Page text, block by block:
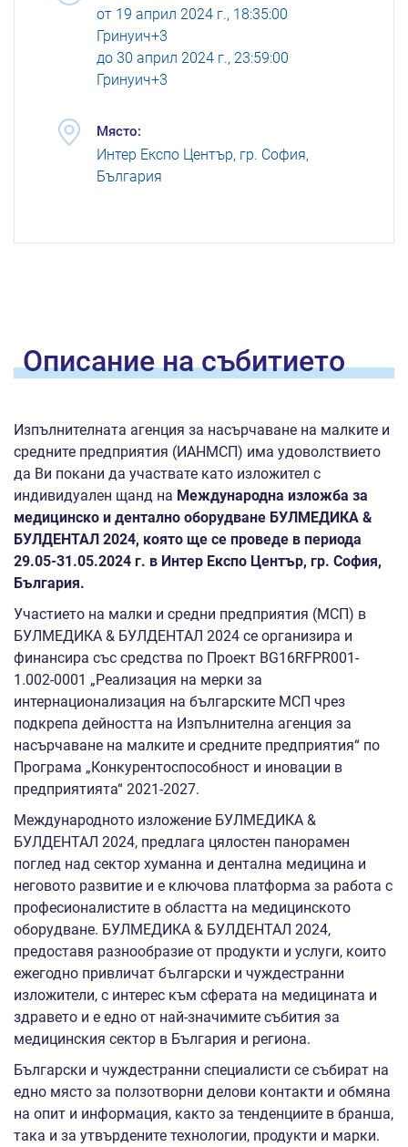
от 19 април 2024 г., 18:35:00
Гринуич+3
до 30 април 2024 г., 23:59:00
Гринуич+3
Място:
Интер Експо Център, гр. София,
България
Oписание насъбитието
Изпълнителната агенция за насърчаване на малките и
средните предприятия (ИАНМСП) има удоволствието
да Ви покани да участвате като изложител с
индивидуален щанд на Международна изложба за
медицинско и дентално оборудване БУЛМЕДИКА &
БУЛДЕНТАЛ 2024, която ще се проведе в периода
29.05-31.05.2024 г. в Интер Експо Център, гр. София,
България.
Участието на малки и средни предприятия (МСП) в
БУЛМЕДИКА & БУЛДЕНТАЛ 2024 се организира и
финансира със средства по Проект BG16RFPR001-
1.002-0001 „Реализация на мерки за
интернационализация на българските МСП чрез
подкрепа дейността на Изпълнителна агенция за
насърчаване на малките и средните предприятия“ по
Програма „Конкурентоспособност и иновации в
предприятията“ 2021-2027.
Международното изложение БУЛМЕДИКА &
БУЛДЕНТАЛ 2024, предлага цялостен панорамен
поглед над сектор хуманна и дентална медицина и
неговото развитие и е ключова платформа за работа с
професионалистите в областта на медицинското
оборудване. БУЛМЕДИКА & БУЛДЕНТАЛ 2024,
предоставя разнообразие от продукти и услуги, които
ежегодно привличат български и чуждестранни
изложители, с интерес към сферата на медицината и
здравето и е едно от най-значимите събития за
медицинския сектор в България и региона.
Български и чуждестранни специалисти се събират на
едно място за ползотворни делови контакти и обмяна
на опит и информация, както за тенденциите в бранша,
така и за утвърдените технологии, продукти и марки.